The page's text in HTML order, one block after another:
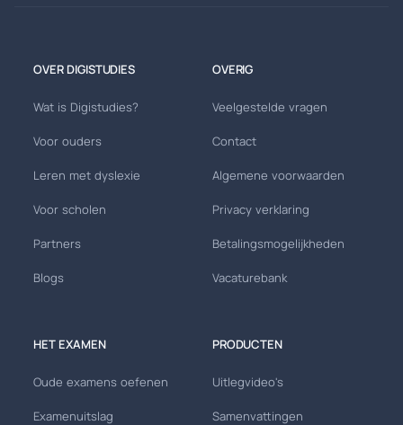
OVER DIGISTUDIES
Wat is Digistudies?
Voor ouders
Leren met dyslexie
Voor scholen
Partners
Blogs
OVERIG
Veelgestelde vragen
Contact
Algemene voorwaarden
Privacy verklaring
Betalingsmogelijkheden
Vacaturebank
HET EXAMEN
Oude examens oefenen
Examenuitslag
PRODUCTEN
Uitlegvideo's
Samenvattingen